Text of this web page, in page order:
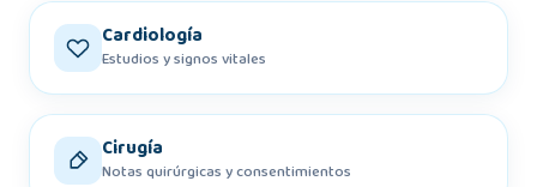
Cardiología
Estudios y signos vitales
Cirugía
Notas quirúrgicas y consentimientos